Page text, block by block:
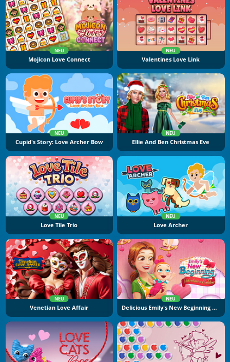
NEU
Mojicon Love Connect
NEU
Valentines Love Link
NEU
Cupid's Story: Love Archer Bow
NEU
Ellie And Ben Christmas Eve
NEU
Love Tile Trio
NEU
Love Archer
NEU
Venetian Love Affair
NEU
Delicious Emily's New Beginning Valentine's Edition